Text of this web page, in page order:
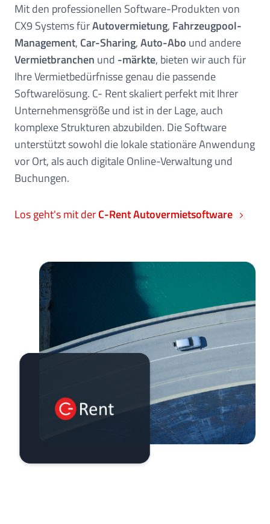
Mit den professionellen Software-Produkten von
CX9 Systems fürAutovermietung, Fahrzeugpool-
Management, Car-Sharing,Auto-Abo und andere
Vermietbranchen und -märkte, bieten wir auch für
Ihre Vermietbedürfnisse genau die passende
Softwarelösung. C- Rent skaliert perfekt mit Ihrer
Unternehmensgröße und ist in der Lage, auch
komplexe Strukturen abzubilden. Die Software
unterstützt sowohl die lokale stationäre Anwendung
vor Ort, als auch digitale Online-Verwaltung und
Buchungen.
Los geht's mit derC-Rent Autovermietsoftware